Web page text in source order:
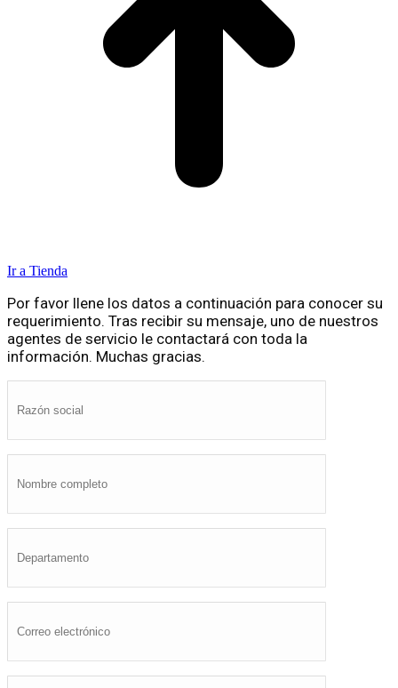
Ir a Tienda
Por favor llene los datos a continuación para conocer su
requerimiento. Tras recibir su mensaje, uno de nuestros
agentes de servicio le contactará con toda la
información. Muchas gracias.